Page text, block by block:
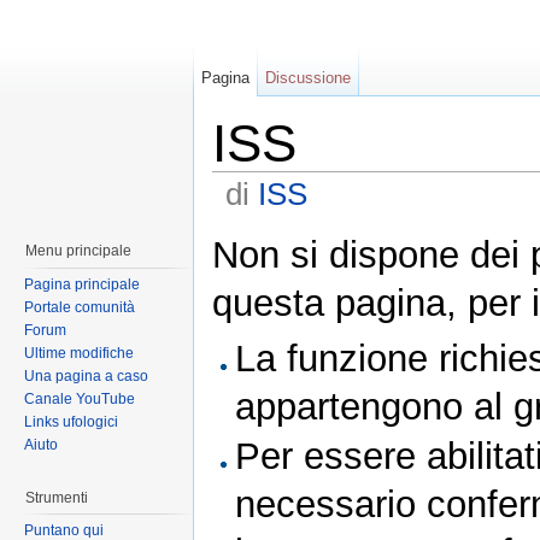
ISS
di ISS
Non si dispone dei
questa pagina, per
La funzione
appartengono al
Per essere
necessario
Pagina Discussione
Menu principale
Pagina principale
Portale comunità
Forum
Ultime modifiche
Una pagina a caso
Canale YouTube
Links ufologici
Aiuto
Strumenti
Puntano qui